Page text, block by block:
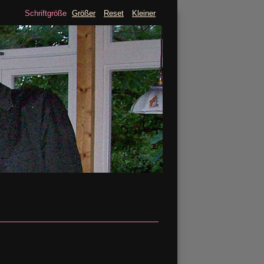
Schriftgröße Größer Reset Kleiner